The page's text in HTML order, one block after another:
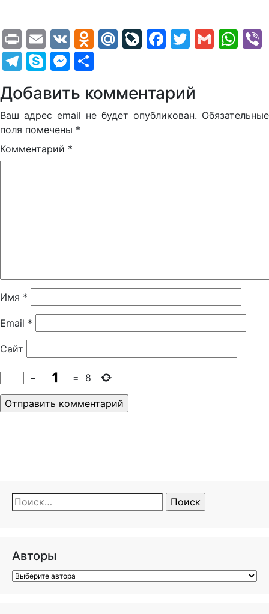
PrintEmail
VK Odnoklassniki
Mail.Ru
LiveJournal
Facebook
Twitter
Gmail
Telegram
SkypeMessenger
Добавить комментарий
Ваш адрес email не будет опубликован. Обязательные
поля помечены *
Комментарий *
Имя *
Email *
Сайт
− = 8
Найти:
Авторы